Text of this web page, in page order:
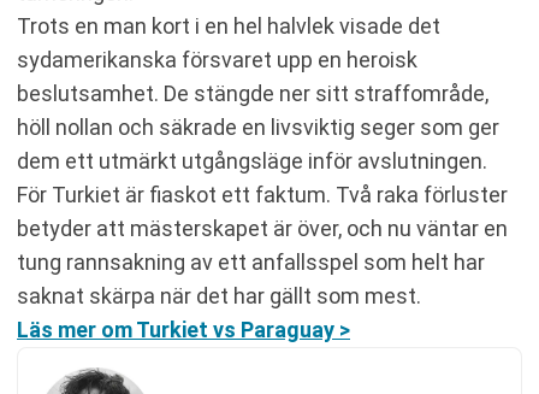
Trots en man kort i en hel halvlek visade det
sydamerikanska försvaret upp en heroisk
beslutsamhet. De stängde ner sitt straffområde,
höll nollan och säkrade en livsviktig seger som ger
dem ett utmärkt utgångsläge inför avslutningen.
För Turkiet är fiaskot ett faktum. Två raka förluster
betyder att mästerskapet är över, och nu väntar en
tung rannsakning av ett anfallsspel som helt har
saknat skärpa när det har gällt som mest.
Läs mer om Turkiet vs Paraguay >